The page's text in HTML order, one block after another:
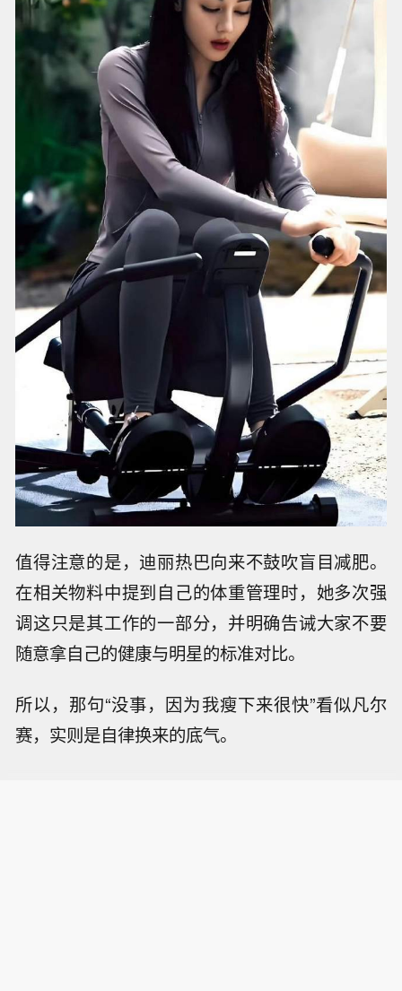
值得注意的是，迪丽热巴向来不鼓吹盲目减肥。
在相关物料中提到自己的体重管理时，她多次强
调这只是其工作的一部分，并明确告诫大家不要
随意拿自己的健康与明星的标准对比。
所以，那句“没事，因为我瘦下来很快”看似凡尔
赛，实则是自律换来的底气。